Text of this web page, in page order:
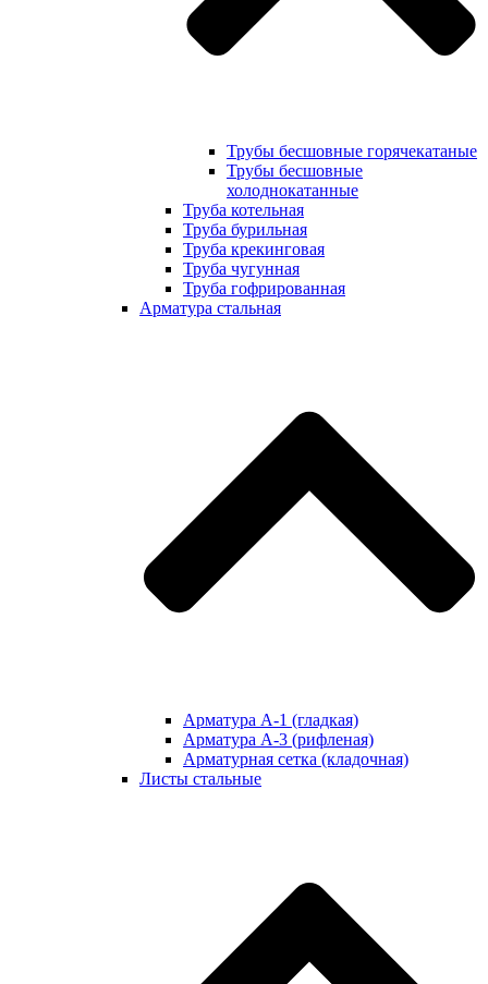
Трубы бесшовные горячекатаные
Трубы бесшовные
холоднокатанные
Труба котельная
Труба бурильная
Труба крекинговая
Труба чугунная
Труба гофрированная
Арматура стальная
Арматура А-1 (гладкая)
Арматура А-3 (рифленая)
Арматурная сетка (кладочная)
Листы стальные